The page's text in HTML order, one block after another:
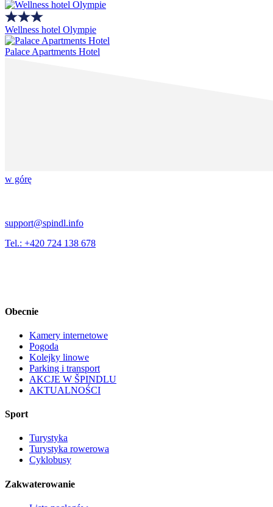
Wellness hotel Olympie
Palace Apartments Hotel
w górę
support@spindl.info
Tel.: +420 724 138 678
Obecnie
Kamery internetowe
Pogoda
Kolejky linowe
Parking i transport
AKCJE W ŠPINDLU
AKTUALNOŚCI
Sport
Turystyka
Turystyka rowerowa
Cyklobusy
Zakwaterowanie